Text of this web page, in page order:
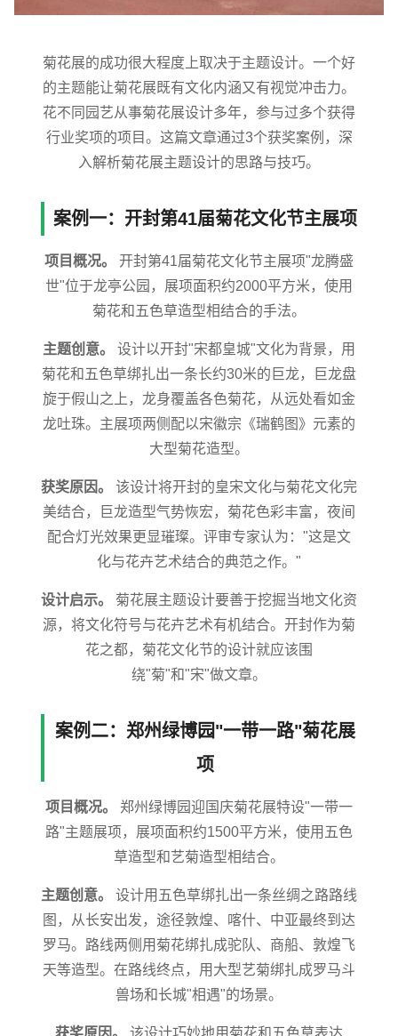
菊花展的成功很大程度上取决于主题设计。一个好
的主题能让菊花展既有文化内涵又有视觉冲击力。
花不同园艺从事菊花展设计多年，参与过多个获得
行业奖项的项目。这篇文章通过3个获奖案例，深
入解析菊花展主题设计的思路与技巧。
案例一：开封第41届菊花文化节主展项
项目概况。
开封第41届菊花文化节主展项"龙腾盛
世"位于龙亭公园，展项面积约2000平方米，使用
菊花和五色草造型相结合的手法。
主题创意。
设计以开封"宋都皇城"文化为背景，用
菊花和五色草绑扎出一条长约30米的巨龙，巨龙盘
旋于假山之上，龙身覆盖各色菊花，从远处看如金
龙吐珠。主展项两侧配以宋徽宗《瑞鹤图》元素的
大型菊花造型。
获奖原因。
该设计将开封的皇宋文化与菊花文化完
美结合，巨龙造型气势恢宏，菊花色彩丰富，夜间
配合灯光效果更显璀璨。评审专家认为："这是文
化与花卉艺术结合的典范之作。"
设计启示。
菊花展主题设计要善于挖掘当地文化资
源，将文化符号与花卉艺术有机结合。开封作为菊
花之都，菊花文化节的设计就应该围
绕"菊"和"宋"做文章。
案例二：郑州绿博园"一带一路"菊花展
项
项目概况。
郑州绿博园迎国庆菊花展特设"一带一
路"主题展项，展项面积约1500平方米，使用五色
草造型和艺菊造型相结合。
主题创意。
设计用五色草绑扎出一条丝绸之路路线
图，从长安出发，途径敦煌、喀什、中亚最终到达
罗马。路线两侧用菊花绑扎成驼队、商船、敦煌飞
天等造型。在路线终点，用大型艺菊绑扎成罗马斗
兽场和长城"相遇"的场景。